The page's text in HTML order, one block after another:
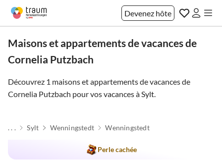
Devenez hôte
Maisons et appartements de vacances de
Cornelia Putzbach
Découvrez 1 maisons et appartements de vacances de
Cornelia Putzbach pour vos vacances àSylt.
. . . Sylt Wenningstedt Wenningstedt
Perle cachée